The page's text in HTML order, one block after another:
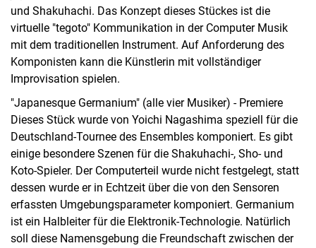
und Shakuhachi. Das Konzept dieses Stückes ist die
virtuelle "tegoto" Kommunikation in der Computer Musik
mit dem traditionellen Instrument. Auf Anforderung des
Komponisten kann die Künstlerin mit vollständiger
Improvisation spielen.
"Japanesque Germanium" (alle vier Musiker) - Premiere
Dieses Stück wurde von Yoichi Nagashima speziell für die
Deutschland-Tournee des Ensembles komponiert. Es gibt
einige besondere Szenen für die Shakuhachi-, Sho- und
Koto-Spieler. Der Computerteil wurde nicht festgelegt, statt
dessen wurde er in Echtzeit über die von den Sensoren
erfassten Umgebungsparameter komponiert. Germanium
ist ein Halbleiter für die Elektronik-Technologie. Natürlich
soll diese Namensgebung die Freundschaft zwischen der